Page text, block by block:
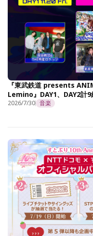
『東武鉄道 presents
Lemino』DAY1、DAY2計9
2026/7/30 音楽